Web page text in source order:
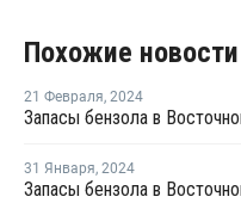
Похожие новости
21 Февраля, 2024
31 Января, 2024